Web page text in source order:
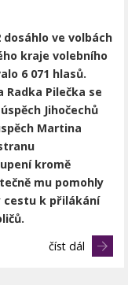
dosáhlo ve volbách
kraje volebního
6 071 hlasů.
Radka Pilečka se
Jihočechů
Martina
kromě
mu pomohly
cestu k přilákání
číst dál